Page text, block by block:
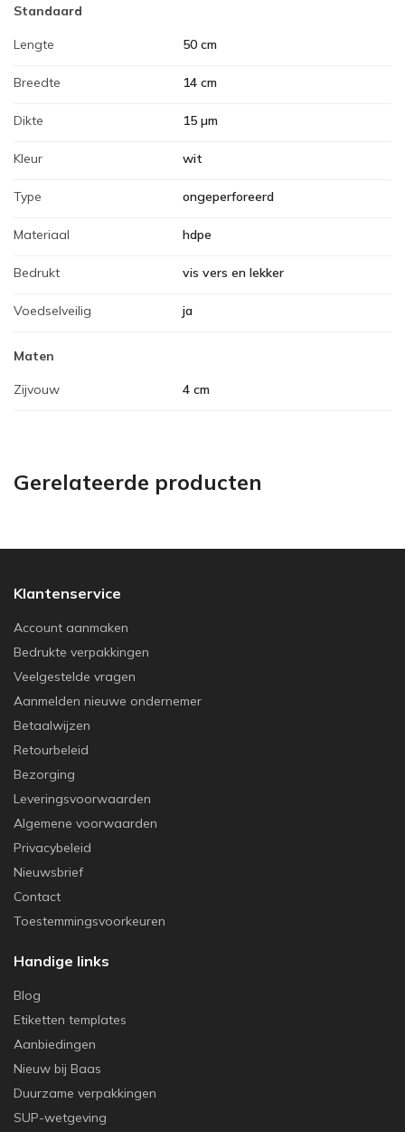
Standaard
Lengte 50 cm
Breedte 14 cm
Dikte 15 µm
Kleur wit
Type ongeperforeerd
Materiaal hdpe
Bedrukt vis vers en lekker
Voedselveilig ja
Maten
Zijvouw 4 cm
Gerelateerde producten
Klantenservice
Account aanmaken
Bedrukte verpakkingen
Veelgestelde vragen
Aanmelden nieuwe ondernemer
Betaalwijzen
Retourbeleid
Bezorging
Leveringsvoorwaarden
Algemene voorwaarden
Privacybeleid
Nieuwsbrief
Contact
Toestemmingsvoorkeuren
Handige links
Blog
Etiketten templates
Aanbiedingen
Nieuw bij Baas
Duurzame verpakkingen
SUP-wetgeving